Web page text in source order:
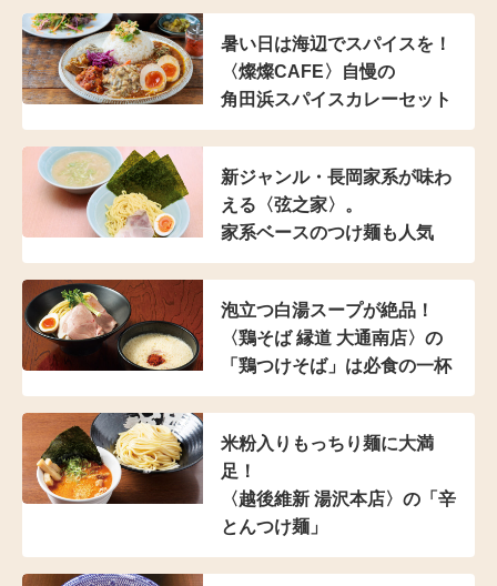
暑い日は海辺でスパイスを！
〈燦燦CAFE〉自慢の
角田浜スパイスカレーセット
新ジャンル・長岡家系が味わ
える〈弦之家〉。
家系ベースのつけ麺も人気
泡立つ白湯スープが絶品！
〈鶏そば 縁道 大通南店〉の
「鶏つけそば」は必食の一杯
米粉入り もっちり麺に大満
足！
〈越後維新 湯沢本店〉の 「辛
とんつけ麺」